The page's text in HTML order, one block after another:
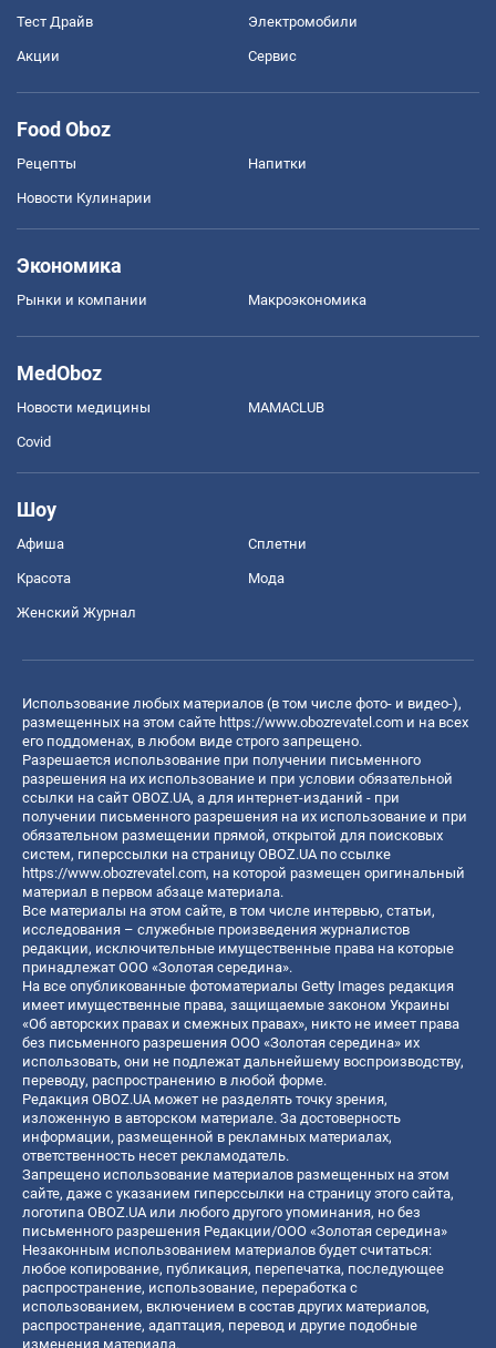
Тест Драйв Электромобили
Акции Сервис
Food Oboz
Рецепты Напитки
Новости Кулинарии
Экономика
Рынки и компании Mакроэкономика
MedOboz
Новости медицины MAMACLUB
Covid
Шоу
Афиша Сплетни
Красота Мода
Женский Журнал
Использование любых материалов (в том числе фото- и видео-),
размещенных на этом сайте https://www.obozrevatel.com и на всех
его поддоменах, в любом виде строго запрещено.
Разрешается использование при получении письменного
разрешения на их использование и при условии обязательной
ссылки на сайт OBOZ.UA, а для интернет-изданий - при
получении письменного разрешения на их использование и при
обязательном размещении прямой, открытой для поисковых
систем, гиперссылки на страницу OBOZ.UA по ссылке
https://www.obozrevatel.com, на которой размещен оригинальный
материал в первом абзаце материала.
Все материалы на этом сайте, в том числе интервью, статьи,
исследования – служебные произведения журналистов
редакции, исключительные имущественные права на которые
принадлежат ООО «Золотая середина».
На все опубликованные фотоматериалы Getty Images редакция
имеет имущественные права, защищаемые законом Украины
«Об авторских правах и смежных правах», никто не имеет права
без письменного разрешения ООО «Золотая середина» их
использовать, они не подлежат дальнейшему воспроизводству,
переводу, распространению в любой форме.
Редакция OBOZ.UA может не разделять точку зрения,
изложенную в авторском материале. За достоверность
информации, размещенной в рекламных материалах,
ответственность несет рекламодатель.
Запрещено использование материалов размещенных на этом
сайте, даже с указанием гиперссылки на страницу этого сайта,
логотипа OBOZ.UA или любого другого упоминания, но без
письменного разрешения Редакции/ООО «Золотая середина»
Незаконным использованием материалов будет считаться:
любое копирование, публикация, перепечатка, последующее
распространение, использование, переработка с
использованием, включением в состав других материалов,
распространение, адаптация, перевод и другие подобные
изменения материала.